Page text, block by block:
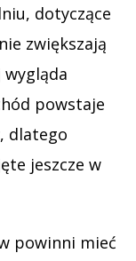
dotyczące
zwiększają
powstaje
dlatego
jeszcze w
powinni mieć